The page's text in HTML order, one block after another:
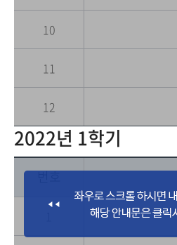
10
11
12
2022년 1학기
번호